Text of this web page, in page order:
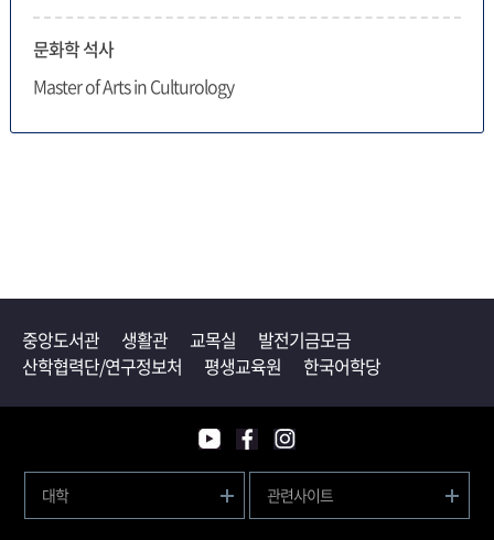
문화학 석사
Master of Arts in Culturology
중앙도서관 생활관 교목실
발전기금모금
산학협력단/연구정보처
평생교육원 한국어학당
대학 관련사이트